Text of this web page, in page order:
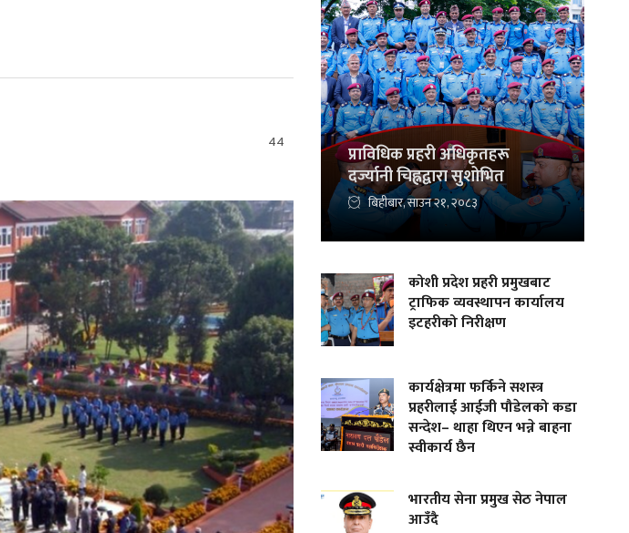
44
प्राविधिक प्रहरी अधिकृतहरू
दर्ज्यानी चिह्नद्वारा सुशोभित
बिहीबार, साउन २१, २०८३
कोशी प्रदेश प्रहरी प्रमुखबाट
ट्राफिक व्यवस्थापन कार्यालय
इटहरीको निरीक्षण
कार्यक्षेत्रमा फर्किने सशस्त्र
प्रहरीलाई आईजी पौडेलको कडा
सन्देश– थाहा थिएन भन्ने बाहना
स्वीकार्य छैन
भारतीय सेना प्रमुख सेठ नेपाल
आउँदै